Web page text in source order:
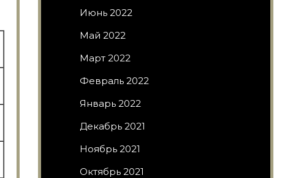
Июнь 2022
Май 2022
Март 2022
Февраль 2022
Январь 2022
Декабрь 2021
Ноябрь 2021
Октябрь 2021